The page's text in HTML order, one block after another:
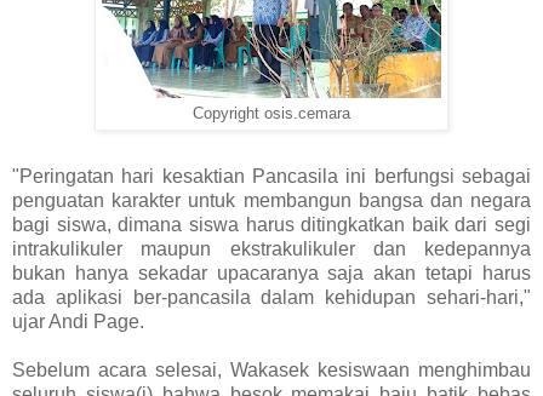
Copyright osis.cemara
"Peringatan hari kesaktian Pancasila ini berfungsi sebagai
penguatan karakter untuk membangun bangsa dan negara
bagi siswa, dimana siswa harus ditingkatkan baik dari segi
intrakulikuler maupun ekstrakulikuler dan kedepannya
bukan hanya sekadar upacaranya saja akan tetapi harus
ada aplikasi ber-pancasila dalam kehidupan sehari-hari,"
ujar Andi Page.
Sebelum acara selesai, Wakasek kesiswaan menghimbau